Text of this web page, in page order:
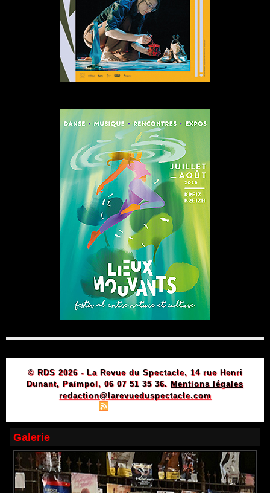
© RDS 2026 - La Revue du Spectacle, 14 rue Henri
Dunant, Paimpol, 06 07 51 35 36. Mentions légales
redaction@larevueduspectacle.com
Galerie